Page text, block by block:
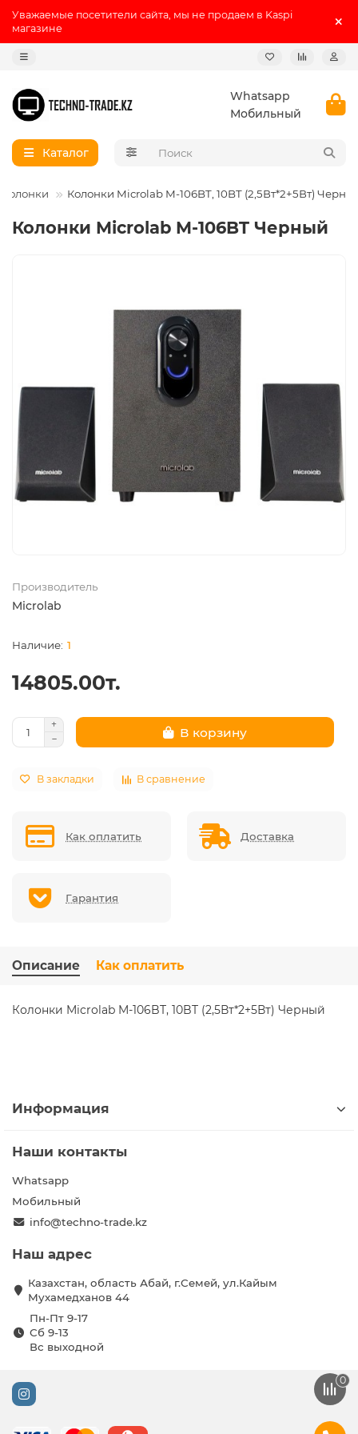
Уважаемые посетители сайта, мы не продаем в Kaspi
магазине
Whatsapp
Мобильный
Каталог
Колонки Колонки Microlab M-106BT, 10BT (2,5Вт*2+5Вт)
Колонки Microlab M-106BT Черный
Производитель
Microlab
1
14805.00т.
В корзину
В закладки В сравнение
Как оплатить Доставка
Гарантия
Описание Как оплатить
Колонки Microlab M-106BT, 10BT (2,5Вт*2+5Вт) Черный
Информация
Наши контакты
Whatsapp
Мобильный
info@techno-trade.kz
Наш адрес
Казахстан, область Абай, г.Семей, ул.Кайым
Мухамедханов 44
Пн-Пт 9-17
Сб 9-13
Вс выходной
0